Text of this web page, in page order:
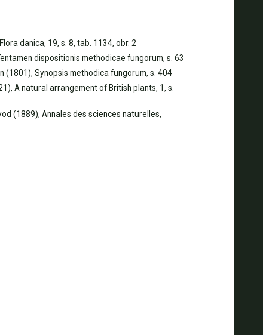
danica, 19, s. 8, tab. 1134, obr. 2
dispositionis methodicae fungorum, s. 63
(1801), Synopsis methodica fungorum, s. 404
A natural arrangement of British plants, 1, s.
(1889), Annales des sciences naturelles,